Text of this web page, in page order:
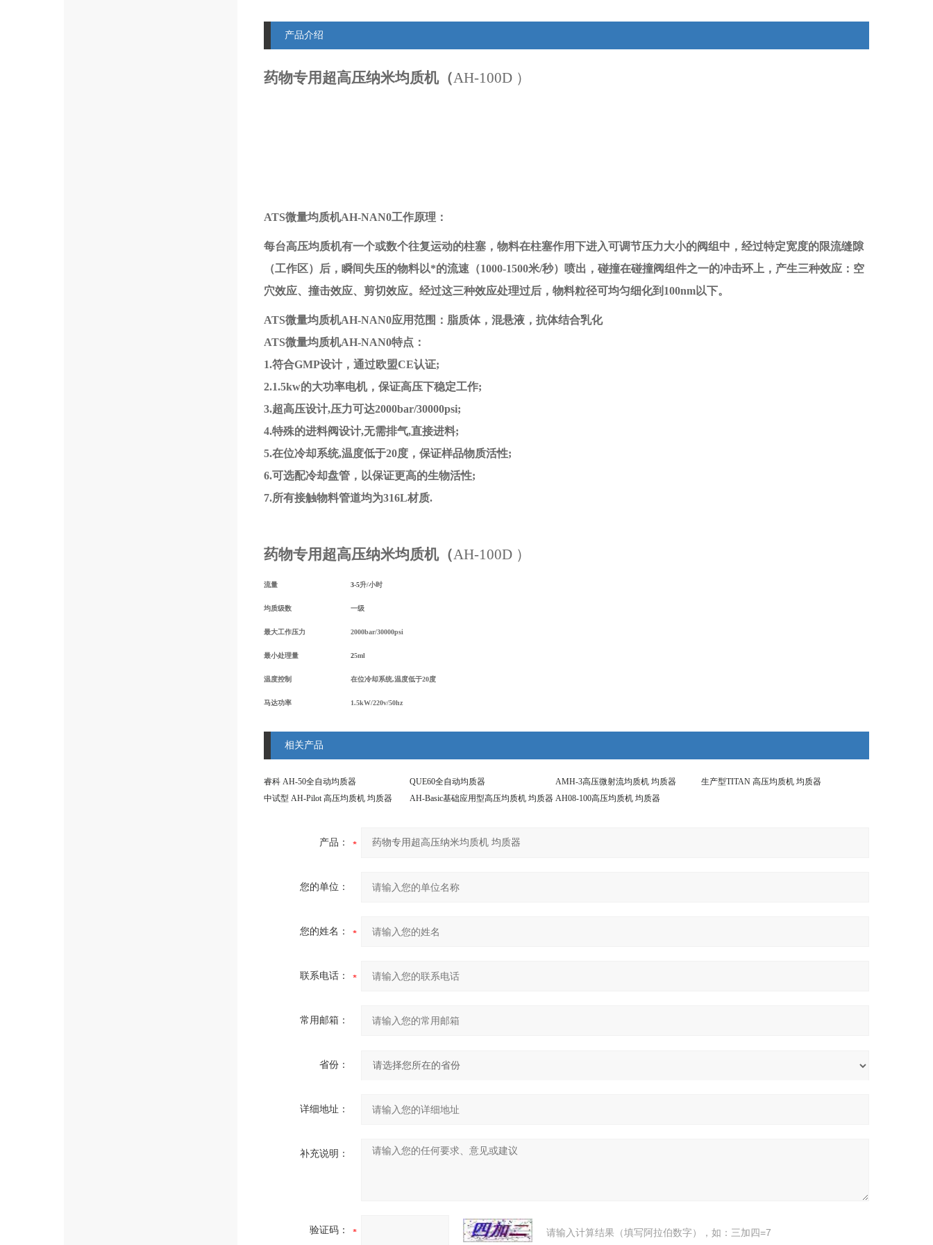
产品介绍
药物专用超高压纳米均质机（AH-100D ）
ATS微量均质机AH-NAN0工作原理：
每台高压均质机有一个或数个往复运动的柱塞，物料在柱塞作用下进入可调节压力大小的阀组中，经过特定宽度的限流缝隙
（工作区）后，瞬间失压的物料以*的流速（1000-1500米/秒）喷出，碰撞在碰撞阀组件之一的冲击环上，产生三种效应：空
穴效应、撞击效应、剪切效应。经过这三种效应处理过后，物料粒径可均匀细化到 100nm以下。
ATS微量均质机AH-NAN0应用范围： 脂质体，混悬液，抗体结合乳化
ATS微量均质机AH-NAN0特点：
1.符合GMP设计，通过欧盟CE认证;
2.1.5kw的大功率电机，保证高压下稳定工作;
3.超高压设计,压力可达2000bar/30000psi;
4.特殊的进料阀设计,无需排气,直接进料;
5.在位冷却系统,温度低于20度，保证样品物质活性;
6.可选配冷却盘管，以保证更高的生物活性;
7.所有接触物料管道均为316L材质.
药物专用超高压纳米均质机（AH-100D ）
流量 3-5升/小时
均质级数 一级
最大工作压力 2000bar/30000psi
最小处理量 25ml
温度控制 在位冷却系统,温度低于20度
马达功率 1.5kW/220v/50hz
相关产品
睿科 AH-50全自动均质器 QUE60全自动均质器 AMH-3高压微射流均质机 均质器
生产型TITAN 高压均质机 均质器
中试型 AH-Pilot 高压均质机 均质器
AH-Basic基础应用型高压均质机 均质器 AH08-100高压均质机 均质器
产品：
您的单位：
您的姓名：
联系电话：
常用邮箱：
省份：
详细地址：
补充说明：
验证码： 请输入计算结果（填写阿拉伯数字），如：三加四=7